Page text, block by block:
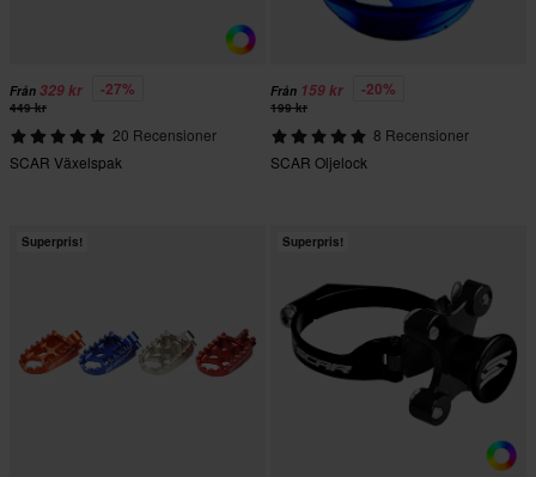
Från 329 kr -27%
449 kr
20 Recensioner
SCAR Växelspak
Från 159 kr -20%
199 kr
8 Recensioner
SCAR Oljelock
Superpris! Superpris!